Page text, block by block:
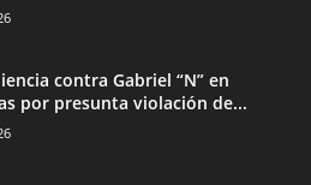
contra Gabriel “N” en
por presunta violación de...